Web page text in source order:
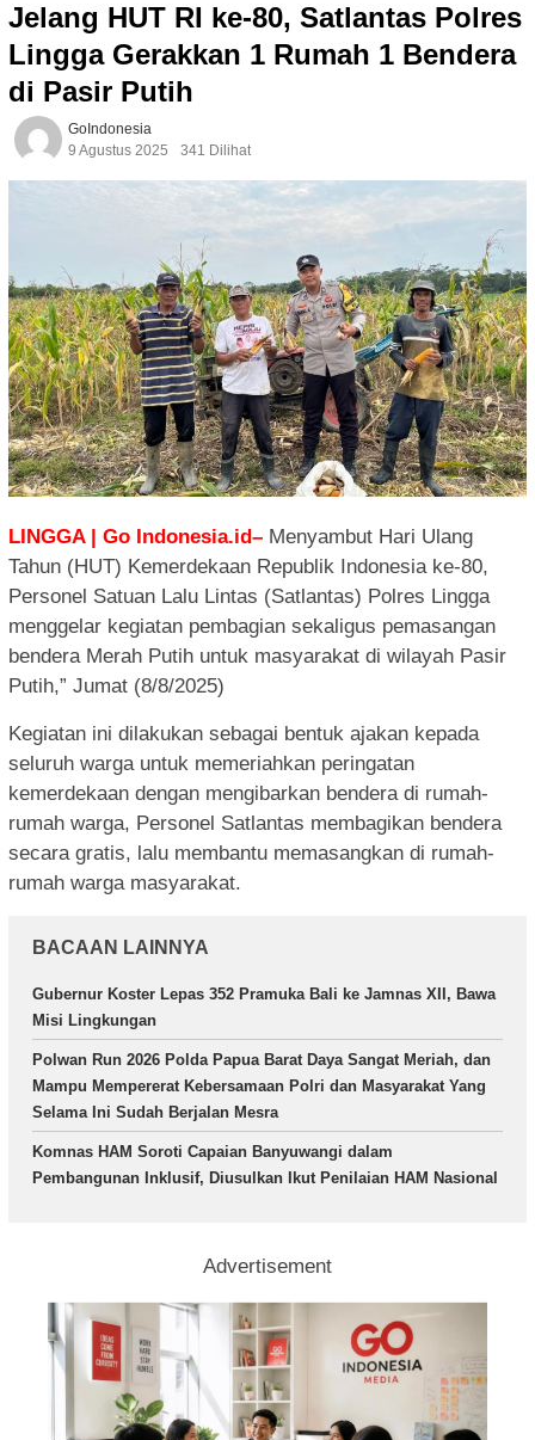
Jelang HUT RI ke-80, Satlantas Polres
Lingga Gerakkan 1 Rumah 1 Bendera
di Pasir Putih
GoIndonesia
9 Agustus 2025
341 Dilihat
LINGGA | Go Indonesia.id– Menyambut Hari Ulang
Tahun (HUT) Kemerdekaan Republik Indonesia ke-80,
Personel Satuan Lalu Lintas (Satlantas) Polres Lingga
menggelar kegiatan pembagian sekaligus pemasangan
bendera Merah Putih untuk masyarakat di wilayah Pasir
Putih,” Jumat (8/8/2025)
Kegiatan ini dilakukan sebagai bentuk ajakan kepada
seluruh warga untuk memeriahkan peringatan
kemerdekaan dengan mengibarkan bendera di rumah-
rumah warga, Personel Satlantas membagikan bendera
secara gratis, lalu membantu memasangkan di rumah-
rumah warga masyarakat.
BACAAN LAINNYA
Gubernur Koster Lepas 352 Pramuka Bali ke Jamnas XII, Bawa
Misi Lingkungan
Polwan Run 2026 Polda Papua Barat Daya Sangat Meriah, dan
Mampu Mempererat Kebersamaan Polri dan Masyarakat Yang
Selama Ini Sudah Berjalan Mesra
Komnas HAM Soroti Capaian Banyuwangi dalam
Pembangunan Inklusif, Diusulkan Ikut Penilaian HAM Nasional
Advertisement